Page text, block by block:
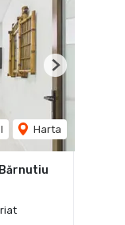
Harta
Next